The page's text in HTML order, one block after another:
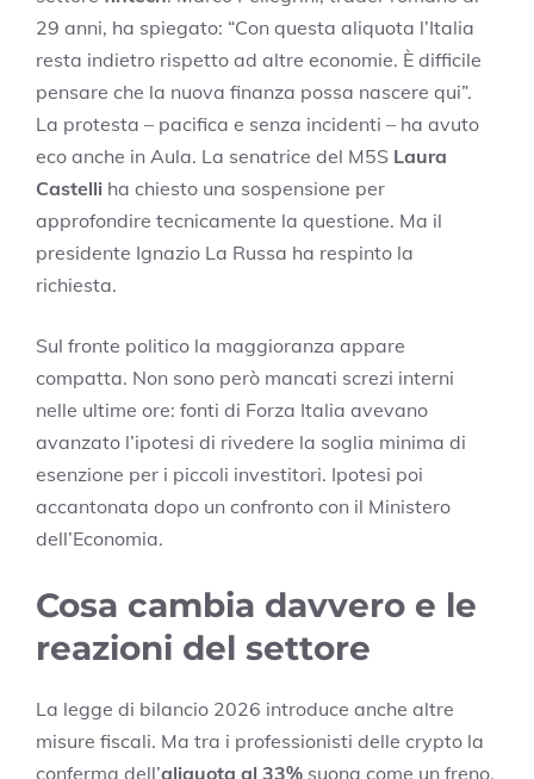
29 anni, ha spiegato: “Con questa aliquota l’Italia
resta indietro rispetto ad altre economie. È difficile
pensare che la nuova finanza possa nascere qui”.
La protesta – pacifica e senza incidenti – ha avuto
eco anche in Aula. La senatrice del M5S Laura
Castelli ha chiesto una sospensione per
approfondire tecnicamente la questione. Ma il
presidente Ignazio La Russa ha respinto la
richiesta.
Sul fronte politico la maggioranza appare
compatta. Non sono però mancati screzi interni
nelle ultime ore: fonti di Forza Italia avevano
avanzato l’ipotesi di rivedere la soglia minima di
esenzione per i piccoli investitori. Ipotesi poi
accantonata dopo un confronto con il Ministero
dell’Economia.
Cosa cambia davvero e le
reazioni del settore
La legge di bilancio 2026 introduce anche altre
misure fiscali. Ma tra i professionisti delle crypto la
conferma dell’aliquota al 33% suona come un freno.